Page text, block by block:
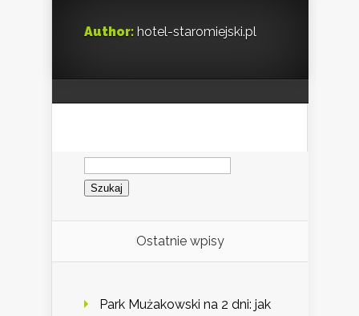
Author: hotel-staromiejski.pl
Szukaj:
Ostatnie wpisy
Park Mużakowski na 2 dni: jak